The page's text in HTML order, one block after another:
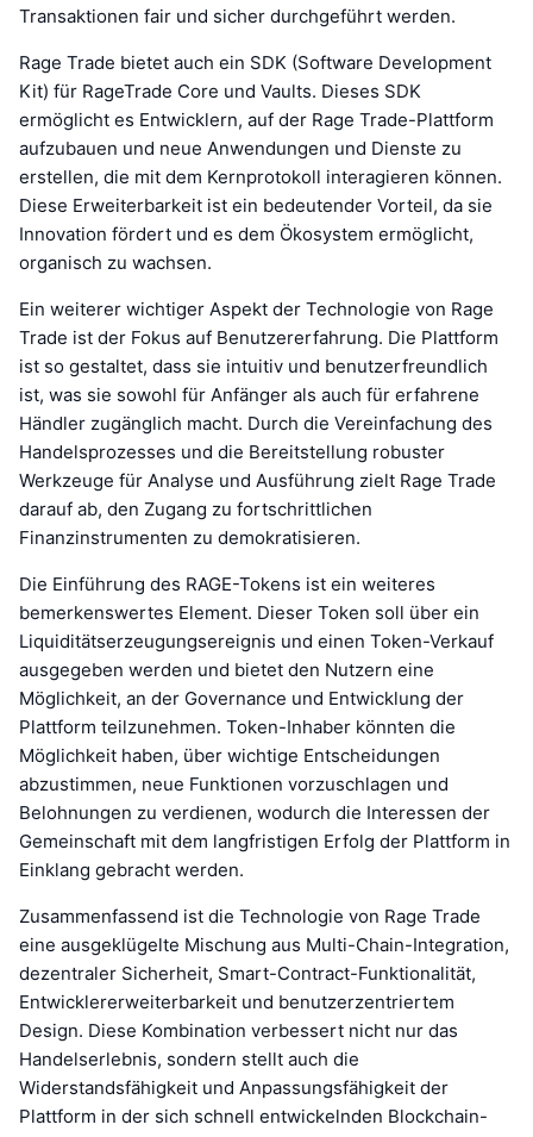
Transaktionen fair und sicher durchgeführt werden.
Rage Trade bietet auch ein SDK (Software Development
Kit) für RageTrade Core und Vaults. Dieses SDK
ermöglicht es Entwicklern, auf der Rage Trade-Plattform
aufzubauen und neue Anwendungen und Dienste zu
erstellen, die mit dem Kernprotokoll interagieren können.
Diese Erweiterbarkeit ist ein bedeutender Vorteil, da sie
Innovation fördert und es dem Ökosystem ermöglicht,
organisch zu wachsen.
Ein weiterer wichtiger Aspekt der Technologie von Rage
Trade ist der Fokus auf Benutzererfahrung. Die Plattform
ist so gestaltet, dass sie intuitiv und benutzerfreundlich
ist, was sie sowohl für Anfänger als auch für erfahrene
Händler zugänglich macht. Durch die Vereinfachung des
Handelsprozesses und die Bereitstellung robuster
Werkzeuge für Analyse und Ausführung zielt Rage Trade
darauf ab, den Zugang zu fortschrittlichen
Finanzinstrumenten zu demokratisieren.
Die Einführung des RAGE-Tokens ist ein weiteres
bemerkenswertes Element. Dieser Token soll über ein
Liquiditätserzeugungsereignis und einen Token-Verkauf
ausgegeben werden und bietet den Nutzern eine
Möglichkeit, an der Governance und Entwicklung der
Plattform teilzunehmen. Token-Inhaber könnten die
Möglichkeit haben, über wichtige Entscheidungen
abzustimmen, neue Funktionen vorzuschlagen und
Belohnungen zu verdienen, wodurch die Interessen der
Gemeinschaft mit dem langfristigen Erfolg der Plattform in
Einklang gebracht werden.
Zusammenfassend ist die Technologie von Rage Trade
eine ausgeklügelte Mischung aus Multi-Chain-Integration,
dezentraler Sicherheit, Smart-Contract-Funktionalität,
Entwicklererweiterbarkeit und benutzerzentriertem
Design. Diese Kombination verbessert nicht nur das
Handelserlebnis, sondern stellt auch die
Widerstandsfähigkeit und Anpassungsfähigkeit der
Plattform in der sich schnell entwickelnden Blockchain-